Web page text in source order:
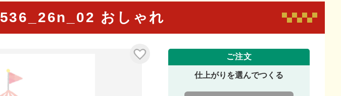
536_26n_02 おしゃれ
ご注文
仕上がりを選んでつくる